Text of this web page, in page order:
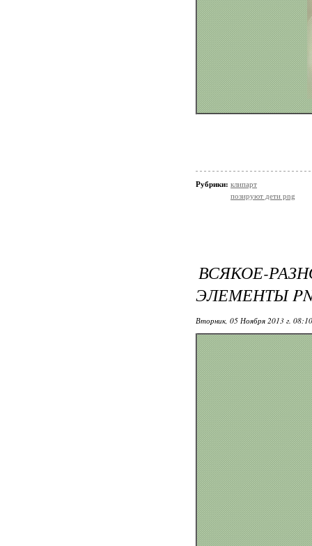
Рубрики: клипарт
позируют дети png
ВСЯКОЕ-
ЭЛЕМЕНТЫ
Вторник, 05 Ноября 2013 г.